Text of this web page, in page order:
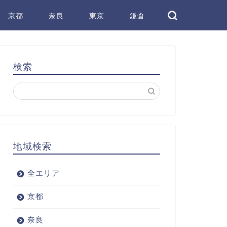
京都 奈良 東京 鎌倉
検索
地域検索
全エリア
京都
奈良